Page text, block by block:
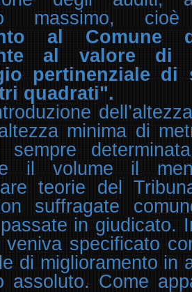
massimo,
al Comune
al valore di
pertinenziale di
quadrati".
minima di
sempre
il volume il
teorie del
suffragate
in giudicato.
veniva specificato
di miglioramento in
assoluto. Come